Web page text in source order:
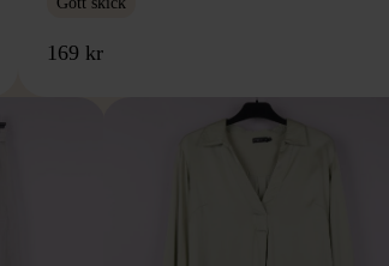
169 kr